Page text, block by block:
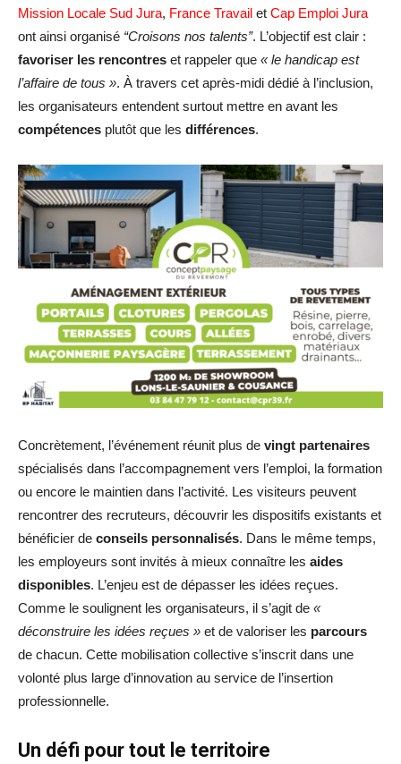
Mission Locale Sud Jura, France Travail et Cap Emploi Jura
ont ainsi organisé “Croisons nos talents”. L’objectif est clair :
favoriser les rencontres et rappeler que « le handicap est
l’affaire de tous ». À travers cet après-midi dédié à l’inclusion,
les organisateurs entendent surtout mettre en avant les
compétences plutôt que les différences.
Concrètement, l’événement réunit plus de vingt partenaires
spécialisés dans l’accompagnement vers l’emploi, la formation
ou encore le maintien dans l’activité. Les visiteurs peuvent
rencontrer des recruteurs, découvrir les dispositifs existants et
bénéficier de conseils personnalisés. Dans le même temps,
les employeurs sont invités à mieux connaître les aides
disponibles. L’enjeu est de dépasser les idées reçues.
Comme le soulignent les organisateurs, il s’agit de «
déconstruire les idées reçues » et de valoriser les parcours
de chacun. Cette mobilisation collective s’inscrit dans une
volonté plus large d’innovation au service de l’insertion
professionnelle.
Un défi pour tout le territoire